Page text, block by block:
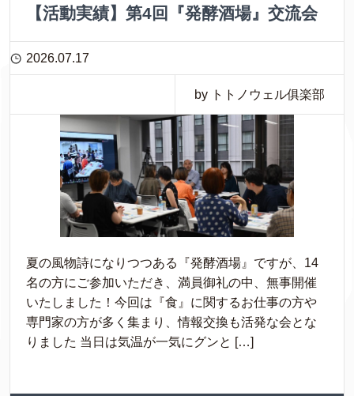
【活動実績】第4回『発酵酒場』交流会
2026.07.17
by トトノウェル俱楽部
夏の風物詩になりつつある『発酵酒場』ですが、14
名の方にご参加いただき、満員御礼の中、無事開催
いたしました！今回は『食』に関するお仕事の方や
専門家の方が多く集まり、情報交換も活発な会とな
りました 当日は気温が一気にグンと […]